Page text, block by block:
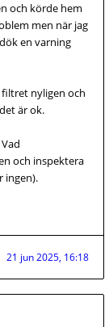
och körde hem
men när jag
en varning
filtret nyligen och
är ok.
och inspektera
ingen).
21 jun 2025, 16:18